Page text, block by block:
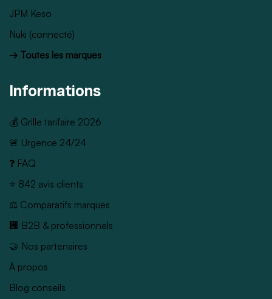
JPM Keso
Nuki (connecté)
→ Toutes les marques
Informations
💰 Grille tarifaire 2026
🚨 Urgence 24/24
❓ FAQ
⭐ 842 avis clients
⚖️ Comparatifs marques
🏢 B2B & professionnels
🤝 Nos partenaires
À propos
Blog conseils